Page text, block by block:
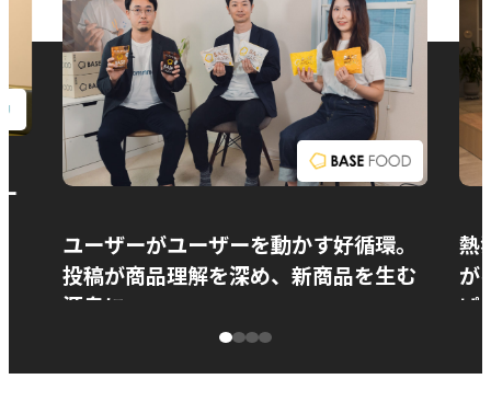
ユーザーがユーザーを動かす好循環。
投稿が商品理解を深め、新商品を生む
源泉に
熱
が
ぱ